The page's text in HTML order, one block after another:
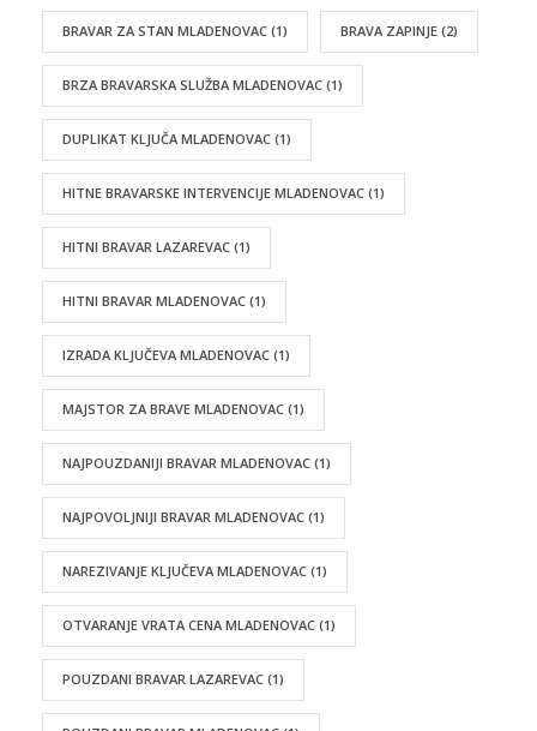
BRAVAR ZA STAN MLADENOVAC (1) BRAVA ZAPINJE (2)
BRZA BRAVARSKA SLUŽBA MLADENOVAC (1)
DUPLIKAT KLJUČA MLADENOVAC (1)
HITNE BRAVARSKE INTERVENCIJE MLADENOVAC (1)
HITNI BRAVAR LAZAREVAC (1)
HITNI BRAVAR MLADENOVAC (1)
IZRADA KLJUČEVA MLADENOVAC (1)
MAJSTOR ZA BRAVE MLADENOVAC (1)
NAJPOUZDANIJI BRAVAR MLADENOVAC (1)
NAJPOVOLJNIJI BRAVAR MLADENOVAC (1)
NAREZIVANJE KLJUČEVA MLADENOVAC (1)
OTVARANJE VRATA CENA MLADENOVAC (1)
POUZDANI BRAVAR LAZAREVAC (1)